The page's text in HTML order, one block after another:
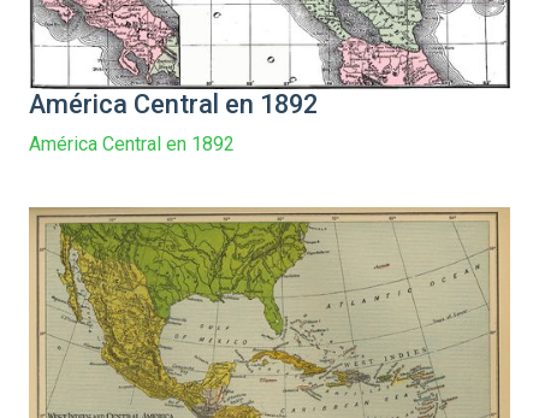
América Central en 1892
América Central en 1892